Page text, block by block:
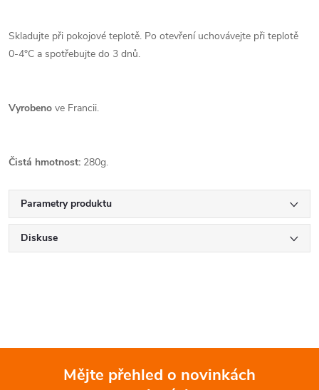
Skladujte při pokojové teplotě. Po otevření uchovávejte při teplotě
0-4°C a spotřebujte do 3 dnů.
Vyrobeno ve Francii.
Čistá hmotnost: 280g.
Parametry produktu
Diskuse
Mějte přehled o novinkách